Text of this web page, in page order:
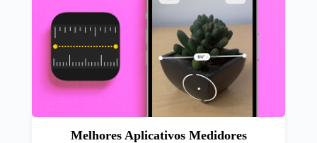
Melhores Aplicativos Medidores